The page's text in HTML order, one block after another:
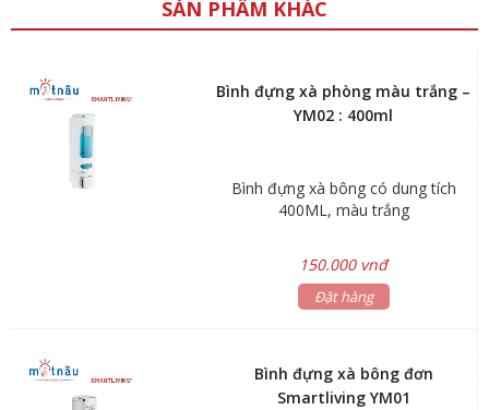
SẢN PHẨM KHÁC
Bình đựng xà phòng màu trắng –
YM02 : 400ml
Bình đựng xà bông có dung tích
400ML, màu trắng
150.000 vnđ
Đặt hàng
Bình đựng xà bông đơn
Smartliving YM01